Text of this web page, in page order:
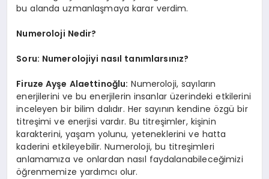
bu alanda uzmanlaşmaya karar verdim.
Numeroloji Nedir?
Soru: Numerolojiyi nasıl tanımlarsınız?
Firuze Ayşe Alaettinoğlu: Numeroloji, sayıların
enerjilerini ve bu enerjilerin insanlar üzerindeki etkilerini
inceleyen bir bilim dalıdır. Her sayının kendine özgü bir
titreşimi ve enerjisi vardır. Bu titreşimler, kişinin
karakterini, yaşam yolunu, yeteneklerini ve hatta
kaderini etkileyebilir. Numeroloji, bu titreşimleri
anlamamıza ve onlardan nasıl faydalanabileceğimizi
öğrenmemize yardımcı olur.